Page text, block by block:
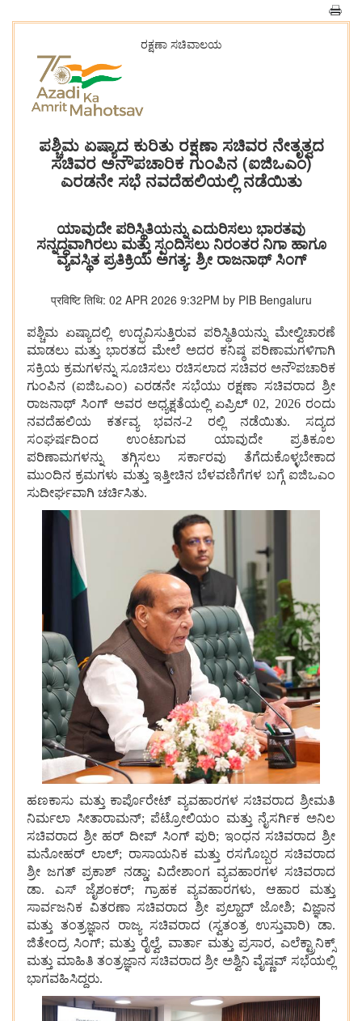
ರಕ್ಷಣಾ ಸಚಿವಾಲಯ
ಪಶ್ಚಿಮ ಏಷ್ಯಾದ ಕುರಿತು ರಕ್ಷಣಾ ಸಚಿವರ ನೇತೃತ್ವದ
ಸಚಿವರ ಅನೌಪಚಾರಿಕ ಗುಂಪಿನ (ಐಜಿಒಎಂ)
ಎರಡನೇ ಸಭೆ ನವದೆಹಲಿಯಲ್ಲಿ ನಡೆಯಿತು
ಯಾವುದೇ ಪರಿಸ್ಥಿತಿಯನ್ನು ಎದುರಿಸಲು ಭಾರತವು
ಸನ್ನದ್ಧವಾಗಿರಲು ಮತ್ತು ಸ್ಪಂದಿಸಲು ನಿರಂತರ ನಿಗಾ ಹಾಗೂ
ವ್ಯವಸ್ಥಿತ ಪ್ರತಿಕ್ರಿಯೆ ಅಗತ್ಯ: ಶ್ರೀ ರಾಜನಾಥ್ ಸಿಂಗ್
प्रविष्टि तिथि: 02 APR 2026 9:32PM by PIB Bengaluru
ಪಶ್ಚಿಮ ಏಷ್ಯಾದಲ್ಲಿ ಉದ್ಭವಿಸುತ್ತಿರುವ ಪರಿಸ್ಥಿತಿಯನ್ನು ಮೇಲ್ವಿಚಾರಣೆ
ಮಾಡಲು ಮತ್ತು ಭಾರತದ ಮೇಲೆ ಅದರ ಕನಿಷ್ಠ ಪರಿಣಾಮಗಳಿಗಾಗಿ
ಸಕ್ರಿಯ ಕ್ರಮಗಳನ್ನು ಸೂಚಿಸಲು ರಚಿಸಲಾದ ಸಚಿವರ ಅನೌಪಚಾರಿಕ
ಗುಂಪಿನ (ಐಜಿಒಎಂ) ಎರಡನೇ ಸಭೆಯು ರಕ್ಷಣಾ ಸಚಿವರಾದ ಶ್ರೀ
ರಾಜನಾಥ್ ಸಿಂಗ್ ಅವರ ಅಧ್ಯಕ್ಷತೆಯಲ್ಲಿ ಏಪ್ರಿಲ್ 02, 2026 ರಂದು
ನವದೆಹಲಿಯ ಕರ್ತವ್ಯ ಭವನ-2 ರಲ್ಲಿ ನಡೆಯಿತು. ಸದ್ಯದ
ಸಂಘರ್ಷದಿಂದ ಉಂಟಾಗುವ ಯಾವುದೇ ಪ್ರತಿಕೂಲ
ಪರಿಣಾಮಗಳನ್ನು ತಗ್ಗಿಸಲು ಸರ್ಕಾರವು ತೆಗೆದುಕೊಳ್ಳಬೇಕಾದ
ಮುಂದಿನ ಕ್ರಮಗಳು ಮತ್ತು ಇತ್ತೀಚಿನ ಬೆಳವಣಿಗೆಗಳ ಬಗ್ಗೆ ಐಜಿಒಎಂ
ಸುದೀರ್ಘವಾಗಿ ಚರ್ಚಿಸಿತು.
ಹಣಕಾಸು ಮತ್ತು ಕಾರ್ಪೊರೇಟ್ ವ್ಯವಹಾರಗಳ ಸಚಿವರಾದ ಶ್ರೀಮತಿ
ನಿರ್ಮಲಾ ಸೀತಾರಾಮನ್; ಪೆಟ್ರೋಲಿಯಂ ಮತ್ತು ನೈಸರ್ಗಿಕ ಅನಿಲ
ಸಚಿವರಾದ ಶ್ರೀ ಹರ್ ದೀಪ್ ಸಿಂಗ್ ಪುರಿ; ಇಂಧನ ಸಚಿವರಾದ ಶ್ರೀ
ಮನೋಹರ್ ಲಾಲ್; ರಾಸಾಯನಿಕ ಮತ್ತು ರಸಗೊಬ್ಬರ ಸಚಿವರಾದ
ಶ್ರೀ ಜಗತ್ ಪ್ರಕಾಶ್ ನಡ್ಡಾ; ವಿದೇಶಾಂಗ ವ್ಯವಹಾರಗಳ ಸಚಿವರಾದ
ಡಾ. ಎಸ್ ಜೈಶಂಕರ್; ಗ್ರಾಹಕ ವ್ಯವಹಾರಗಳು, ಆಹಾರ ಮತ್ತು
ಸಾರ್ವಜನಿಕ ವಿತರಣಾ ಸಚಿವರಾದ ಶ್ರೀ ಪ್ರಲ್ಹಾದ್ ಜೋಶಿ; ವಿಜ್ಞಾನ
ಮತ್ತು ತಂತ್ರಜ್ಞಾನ ರಾಜ್ಯ ಸಚಿವರಾದ (ಸ್ವತಂತ್ರ ಉಸ್ತುವಾರಿ) ಡಾ.
ಜಿತೇಂದ್ರ ಸಿಂಗ್; ಮತ್ತು ರೈಲ್ವೆ, ವಾರ್ತಾ ಮತ್ತು ಪ್ರಸಾರ, ಎಲೆಕ್ಟ್ರಾನಿಕ್ಸ್
ಮತ್ತು ಮಾಹಿತಿ ತಂತ್ರಜ್ಞಾನ ಸಚಿವರಾದ ಶ್ರೀ ಅಶ್ವಿನಿ ವೈಷ್ಣವ್ ಸಭೆಯಲ್ಲಿ
ಭಾಗವಹಿಸಿದ್ದರು.